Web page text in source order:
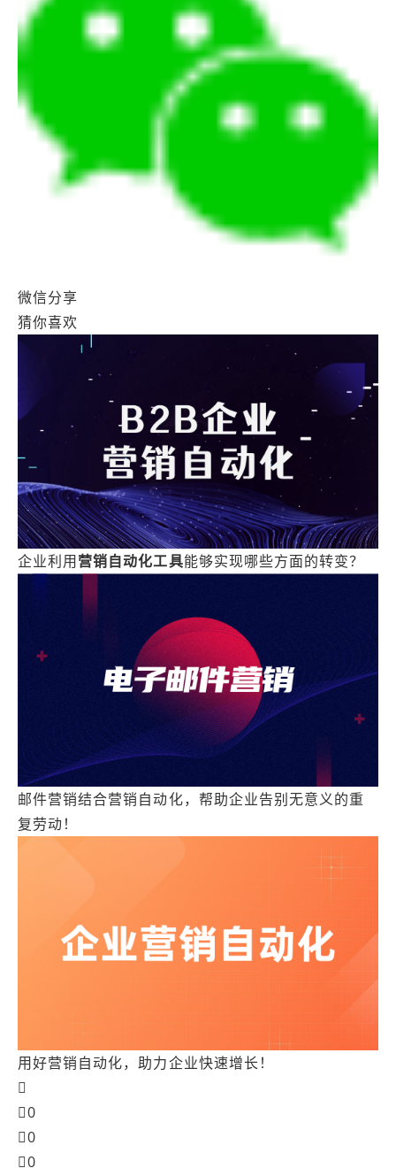
微信分享
猜你喜欢
企业利用营销自动化工具能够实现哪些方面的转变？
邮件营销结合营销自动化，帮助企业告别无意义的重
复劳动！
用好营销自动化，助力企业快速增长！

0
0
0